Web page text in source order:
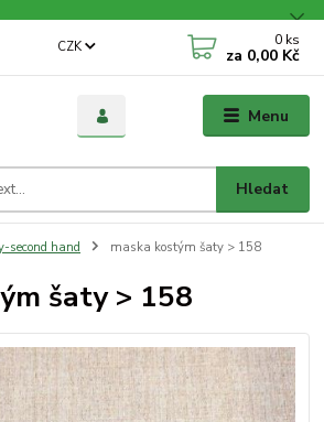
Menu
CZK
Hledat
0 ks
za 0,00 Kč
second hand maska kostým šaty > 158
šaty > 158